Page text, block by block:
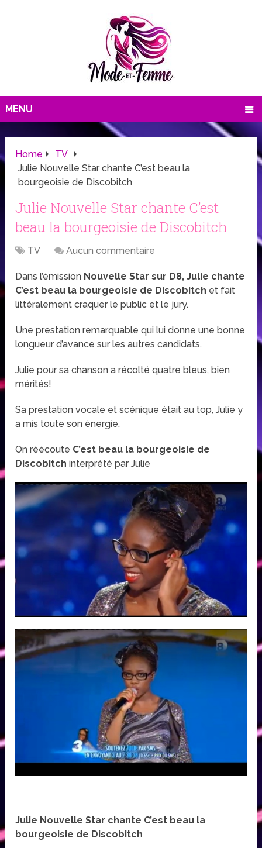
MENU
Home
TV
Julie Nouvelle Star chante C’est beau la
bourgeoisie de Discobitch
Julie Nouvelle Star chante C’est
beau la bourgeoisie de Discobitch
TV Aucun commentaire
Dans l’émission Nouvelle Star sur D8, Julie chante
C’est beau la bourgeoisie de Discobitch et fait
littéralement craquer le public et le jury.
Une prestation remarquable qui lui donne une bonne
longueur d’avance sur les autres candidats.
Julie pour sa chanson a récolté quatre bleus, bien
mérités!
Sa prestation vocale et scénique était au top, Julie y
a mis toute son énergie.
On réécoute C’est beau la bourgeoisie de
Discobitchinterprété par Julie
Julie Nouvelle Star chante C’est beau la
bourgeoisie de Discobitch